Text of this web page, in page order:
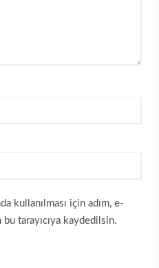
kullanılması için adım, e-
tarayıcıya kaydedilsin.